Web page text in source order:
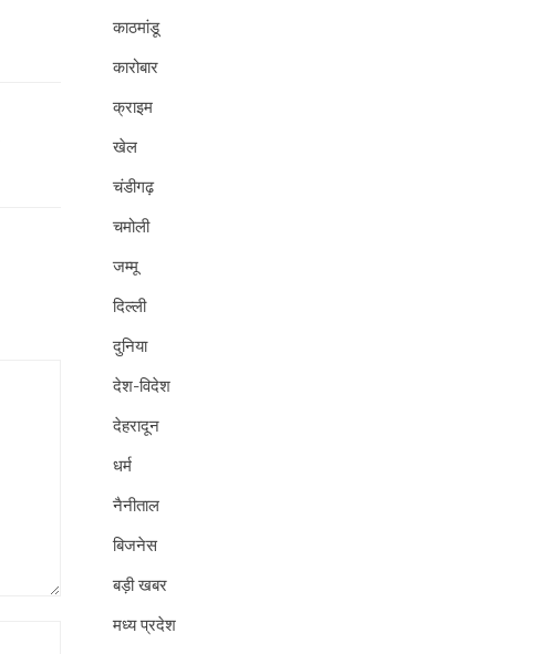
काठमांडू
कारोबार
क्राइम
खेल
चंडीगढ़
चमोली
जम्मू
दिल्ली
दुनिया
देश-विदेश
देहरादून
धर्म
नैनीताल
बिजनेस
बड़ी खबर
मध्य प्रदेश